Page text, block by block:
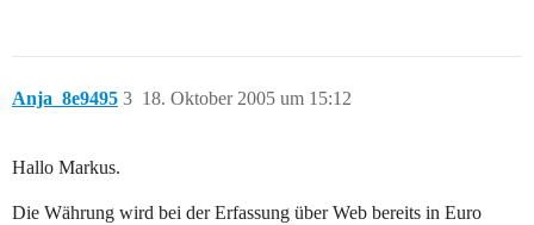
Anja_8e9495 18. Oktober 2005 um 15:12
3
Hallo Markus.
Die Währung wird bei der Erfassung über Web bereits in Euro